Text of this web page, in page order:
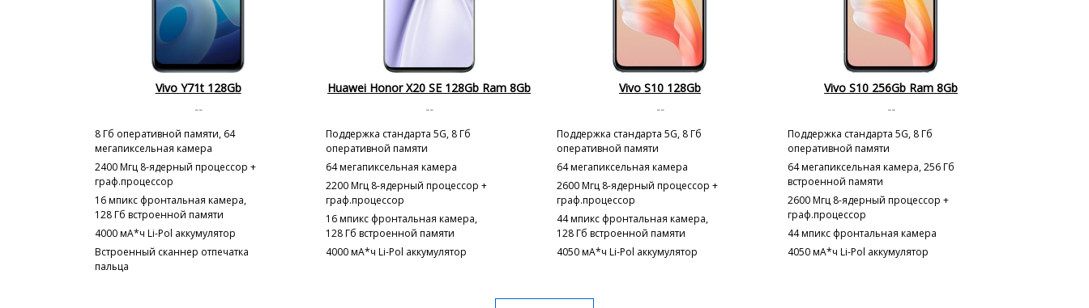
Vivo Y71t 128Gb
--
8 Гб оперативной памяти, 64
мегапиксельная камера
2400 Мгц 8-ядерный процессор +
граф.процессор
16 мпикс фронтальная камера,
128 Гб встроенной памяти
4000 мА*ч Li-Pol аккумулятор
Встроенный сканнер отпечатка
пальца
Huawei Honor X20 SE 128Gb Ram 8Gb
--
Поддержка стандарта 5G, 8 Гб
оперативной памяти
64 мегапиксельная камера
2200 Мгц 8-ядерный процессор +
граф.процессор
16 мпикс фронтальная камера,
128 Гб встроенной памяти
4000 мА*ч Li-Pol аккумулятор
Vivo S10 128Gb
--
Поддержка стандарта 5G, 8 Гб
оперативной памяти
64 мегапиксельная камера
2600 Мгц 8-ядерный процессор +
граф.процессор
44 мпикс фронтальная камера,
128 Гб встроенной памяти
4050 мА*ч Li-Pol аккумулятор
Vivo S10 256Gb Ram 8Gb
--
Поддержка стандарта 5G, 8 Гб
оперативной памяти
64 мегапиксельная камера, 256 Гб
встроенной памяти
2600 Мгц 8-ядерный процессор +
граф.процессор
44 мпикс фронтальная камера
4050 мА*ч Li-Pol аккумулятор